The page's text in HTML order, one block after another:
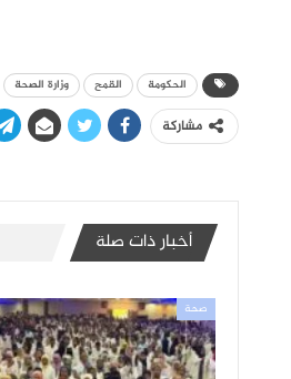
الحكومة القمح وزارة الصحة
مشاركة
أخبار ذات صلة
صحة